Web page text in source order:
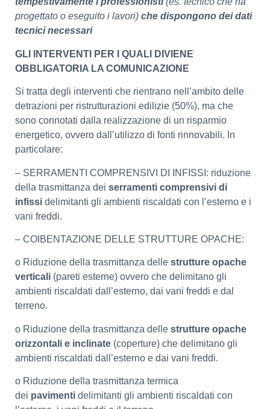
progettato o eseguito i lavori) che dispongono dei dati
tecnici necessari
GLI INTERVENTI PER I QUALI DIVIENE
OBBLIGATORIA LA COMUNICAZIONE
Si tratta degli interventi che rientrano nell’ambito delle
detrazioni per ristrutturazioni edilizie (50%), ma che
sono connotati dalla realizzazione di un risparmio
energetico, ovvero dall’utilizzo di fonti rinnovabili. In
particolare:
– SERRAMENTI COMPRENSIVI DI INFISSI: riduzione
della trasmittanza dei serramenti comprensivi di
infissi delimitanti gli ambienti riscaldati con l’esterno e i
vani freddi.
– COIBENTAZIONE DELLE STRUTTURE OPACHE:
o Riduzione della trasmittanza delle strutture opache
verticali (pareti esterne) ovvero che delimitano gli
ambienti riscaldati dall’esterno, dai vani freddi e dal
terreno.
o Riduzione della trasmittanza delle strutture opache
orizzontali e inclinate (coperture) che delimitano gli
ambienti riscaldati dall’esterno e dai vani freddi.
o Riduzione della trasmittanza termica
dei pavimenti delimitanti gli ambienti riscaldati con